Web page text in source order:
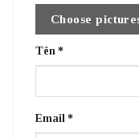
Choose
Tên *
Email *